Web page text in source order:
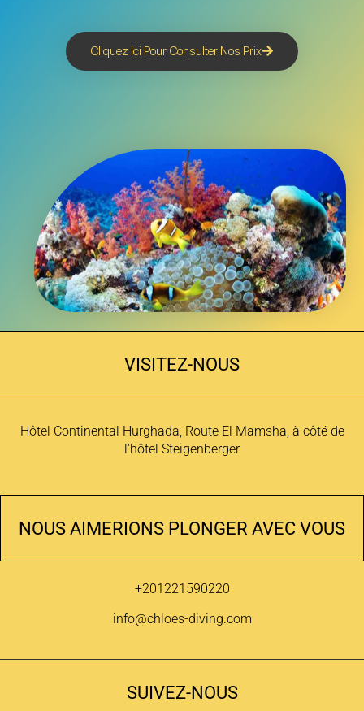
Cliquez Ici Pour Consulter Nos Prix
VISITEZ-NOUS
Hôtel Continental Hurghada, Route El Mamsha, à côté de
l'hôtel Steigenberger
NOUS AIMERIONS PLONGER AVEC VOUS
+201221590220
info@chloes-diving.com
SUIVEZ-NOUS